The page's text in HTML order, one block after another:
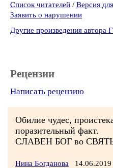
Список читателей / Версия
Заявить о нарушении
Другие произведения автора
Рецензии
Написать рецензию
Обилие чудес,
поразительный факт.
СЛАВЕН БОГ во
Нина Богданова